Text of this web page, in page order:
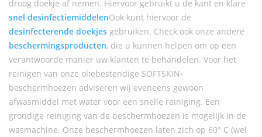
droog doekje af nemen. Hiervoor gebruikt u de kant en klare
snel desinfectiemiddelenOok kunt hiervoor de
desinfecterende doekjes gebruiken. Check ook onze andere
beschermingsproducten, die u kunnen helpen om op een
verantwoorde manier uw klanten te behandelen. Voor het
reinigen van onze oliebestendige SOFTSKIN-
beschermhoezen adviseren wij eveneens gewoon
afwasmiddel met water voor een snelle reiniging. Een
grondige reiniging van de beschermhoezen is mogelijk in de
wasmachine. Onze beschermhoezen laten zich op 60° C (wel